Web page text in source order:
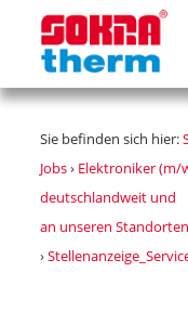
Sie befinden sich hier:
Jobs› Elektroniker (m/
deutschlandweit und
an unseren
›